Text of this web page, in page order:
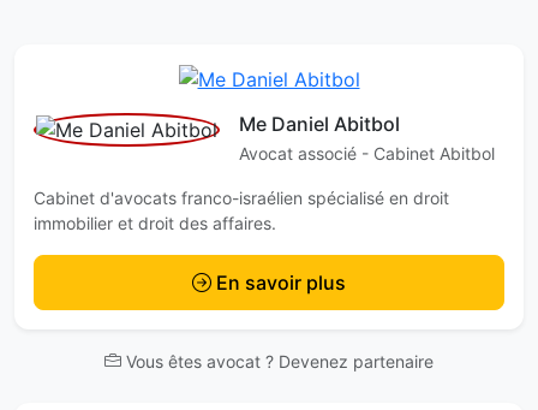
Me Daniel Abitbol
Avocat associé - Cabinet Abitbol
Cabinet d'avocats franco-israélien spécialisé en droit
immobilier et droit des affaires.
En savoir plus
Vous êtes avocat ? Devenez partenaire